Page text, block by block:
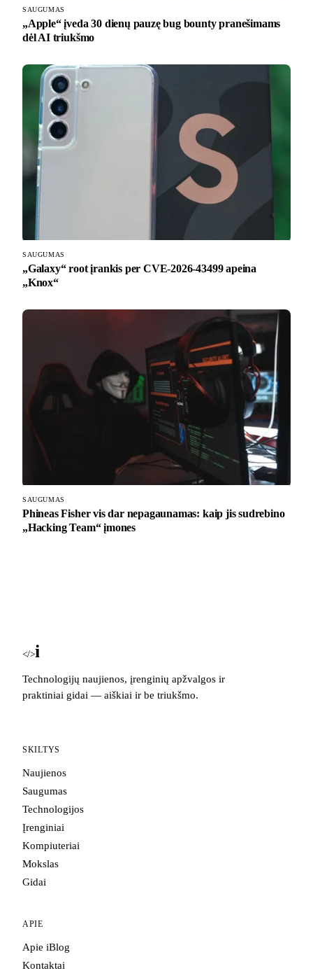
SAUGUMAS
„Apple“ įveda 30 dienų pauzę bug bounty pranešimams
dėl AI triukšmo
SAUGUMAS
„Galaxy“ root įrankis per CVE-2026-43499 apeina
„Knox“
SAUGUMAS
Phineas Fisher vis dar nepagaunamas: kaip jis sudrebino
„Hacking Team“ įmones
</>iBlog
Technologijų naujienos, įrenginių apžvalgos ir
praktiniai gidai — aiškiai ir be triukšmo.
SKILTYS
Naujienos
Saugumas
Technologijos
Įrenginiai
Kompiuteriai
Mokslas
Gidai
APIE
Apie iBlog
Kontaktai